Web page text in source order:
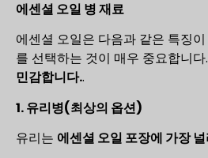
에센셜 오일 병 재료
에센셜 오일은 다음과 같은 특징
를 선택하는 것이 매우 중요합니다.
민감합니다..
1. 유리병(최상의 옵션)
유리는 에센셜 오일 포장에 가장